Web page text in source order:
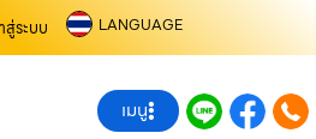
สู่ระบบ LANGUAGE
เมนู